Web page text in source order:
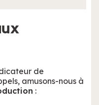
de
amusons-nous à
: